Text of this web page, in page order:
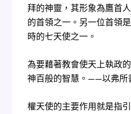
拜的神靈，其形象為鷹首
的首領之一。另一位首領
時的七天使之一。
為要藉著教會使天上執政
神百般的智慧。——以弗所
權天使的主要作用就是指